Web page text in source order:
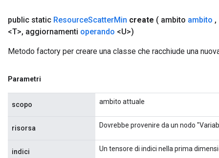
public static ResourceScatterMin create ( ambito ambito ,
<T>, aggiornamenti operando <U>)
Metodo factory per creare una classe che racchiude una
Parametri
scopo ambito attuale
risorsa Dovrebbe provenire da un nodo
indici Un tensore di indici nella prima